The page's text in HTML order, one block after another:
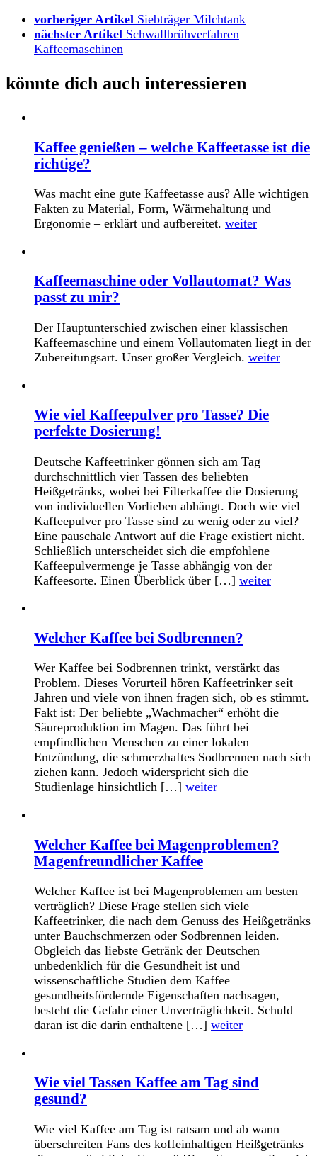
vorheriger Artikel Siebträger Milchtank
nächster Artikel Schwallbrühverfahren
Kaffeemaschinen
könnte dich auch interessieren
Kaffee genießen – welche Kaffeetasse ist die
richtige?
Was macht eine gute Kaffeetasse aus? Alle wichtigen
Fakten zu Material, Form, Wärmehaltung und
Ergonomie – erklärt und aufbereitet. weiter
Kaffeemaschine oder Vollautomat? Was
passt zu mir?
Der Hauptunterschied zwischen einer klassischen
Kaffeemaschine und einem Vollautomaten liegt in der
Zubereitungsart. Unser großer Vergleich. weiter
Wie viel Kaffeepulver pro Tasse? Die
perfekte Dosierung!
Deutsche Kaffeetrinker gönnen sich am Tag
durchschnittlich vier Tassen des beliebten
Heißgetränks, wobei bei Filterkaffee die Dosierung
von individuellen Vorlieben abhängt. Doch wie viel
Kaffeepulver pro Tasse sind zu wenig oder zu viel?
Eine pauschale Antwort auf die Frage existiert nicht.
Schließlich unterscheidet sich die empfohlene
Kaffeepulvermenge je Tasse abhängig von der
Kaffeesorte. Einen Überblick über […] weiter
Welcher Kaffee bei Sodbrennen?
Wer Kaffee bei Sodbrennen trinkt, verstärkt das
Problem. Dieses Vorurteil hören Kaffeetrinker seit
Jahren und viele von ihnen fragen sich, ob es stimmt.
Fakt ist: Der beliebte „Wachmacher“ erhöht die
Säureproduktion im Magen. Das führt bei
empfindlichen Menschen zu einer lokalen
Entzündung, die schmerzhaftes Sodbrennen nach sich
ziehen kann. Jedoch widerspricht sich die
Studienlage hinsichtlich […] weiter
Welcher Kaffee bei Magenproblemen?
Magenfreundlicher Kaffee
Welcher Kaffee ist bei Magenproblemen am besten
verträglich? Diese Frage stellen sich viele
Kaffeetrinker, die nach dem Genuss des Heißgetränks
unter Bauchschmerzen oder Sodbrennen leiden.
Obgleich das liebste Getränk der Deutschen
unbedenklich für die Gesundheit ist und
wissenschaftliche Studien dem Kaffee
gesundheitsfördernde Eigenschaften nachsagen,
besteht die Gefahr einer Unverträglichkeit. Schuld
daran ist die darin enthaltene […] weiter
Wie viel Tassen Kaffee am Tag sind
gesund?
Wie viel Kaffee am Tag ist ratsam und ab wann
überschreiten Fans des koffeinhaltigen Heißgetränks